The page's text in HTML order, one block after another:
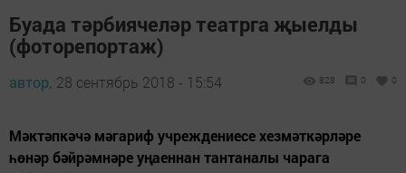
Буада тәрбиячеләр театрга җыелды
(фоторепортаж)
автор, 28 сентябрь 2018 - 15:54 828 0 0
Мәктәпкәчә мәгариф учреждениесе хезмәткәрләре
һөнәр бәйрәмнәре уңаеннан тантаналы чарага